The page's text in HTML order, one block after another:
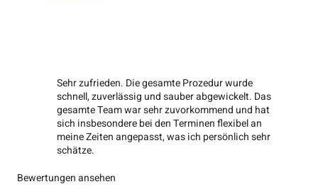
Sehr zufrieden. Die gesamte Prozedur wurde
schnell, zuverlässig und sauber abgewickelt. Das
gesamte Team war sehr zuvorkommend und hat
sich insbesondere bei den Terminen flexibel an
meine Zeiten angepasst, was ich persönlich sehr
schätze.
Bewertungen ansehen